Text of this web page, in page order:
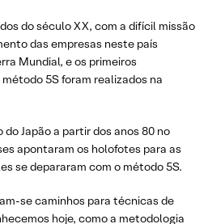
do século XX, com a difícil missão
das empresas neste país
Mundial, e os primeiros
5S foram realizados na
Japão a partir dos anos 80 no
apontaram os holofotes para as
se depararam com o método 5S.
se caminhos para técnicas de
hoje, como a metodologia